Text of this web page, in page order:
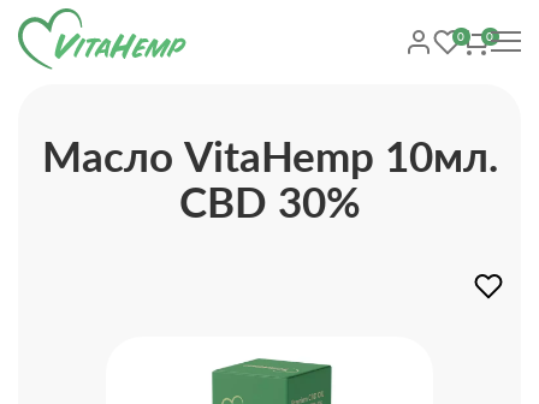
0 0
Масло VitaHemp 10мл.
CBD 30%